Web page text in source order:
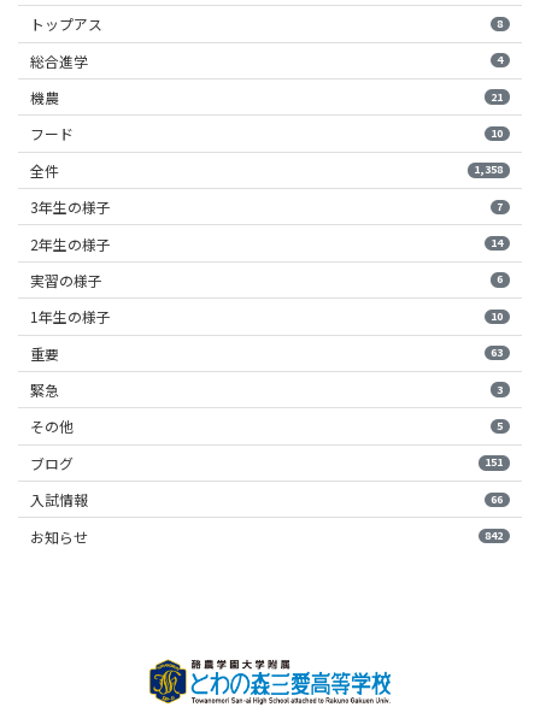
トップアス 8
総合進学 4
機農 21
フード 10
全件 1,358
3年生の様子 7
2年生の様子 14
実習の様子 6
1年生の様子 10
重要 63
緊急 3
その他 5
ブログ 151
入試情報 66
お知らせ 842